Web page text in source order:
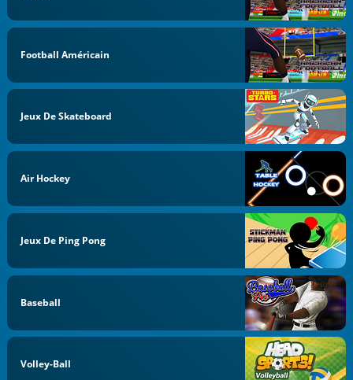
Football Américain
Jeux De Skateboard
Air Hockey
Jeux De Ping Pong
Baseball
Volley-Ball